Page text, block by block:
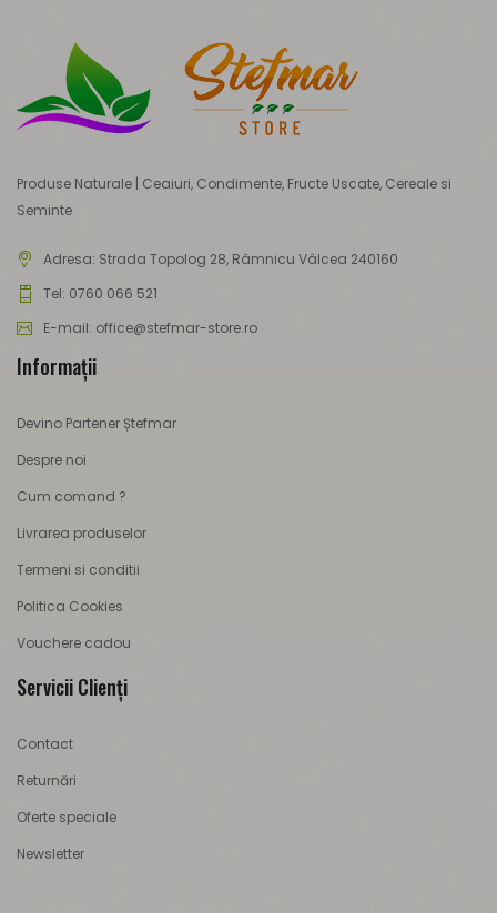
Produse Naturale | Ceaiuri, Condimente, Fructe Uscate, Cereale si
Seminte
Adresa: Strada Topolog 28, Râmnicu Vâlcea 240160
Tel: 0760 066 521
E-mail: office@stefmar-store.ro
Informaţii
Devino Partener Ștefmar
Despre noi
Cum comand ?
Livrarea produselor
Termeni si conditii
Politica Cookies
Vouchere cadou
Servicii Clienţi
Contact
Returnări
Oferte speciale
Newsletter